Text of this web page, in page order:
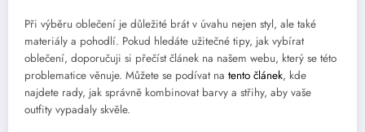
Při výběru oblečení je důležité brát v úvahu nejen styl, ale také
materiály a pohodlí. Pokud hledáte užitečné tipy, jak vybírat
oblečení, doporučuji si přečíst článek na našem webu, který se této
problematice věnuje. Můžete se podívat na tento článek, kde
najdete rady, jak správně kombinovat barvy a střihy, aby vaše
outfity vypadaly skvěle.